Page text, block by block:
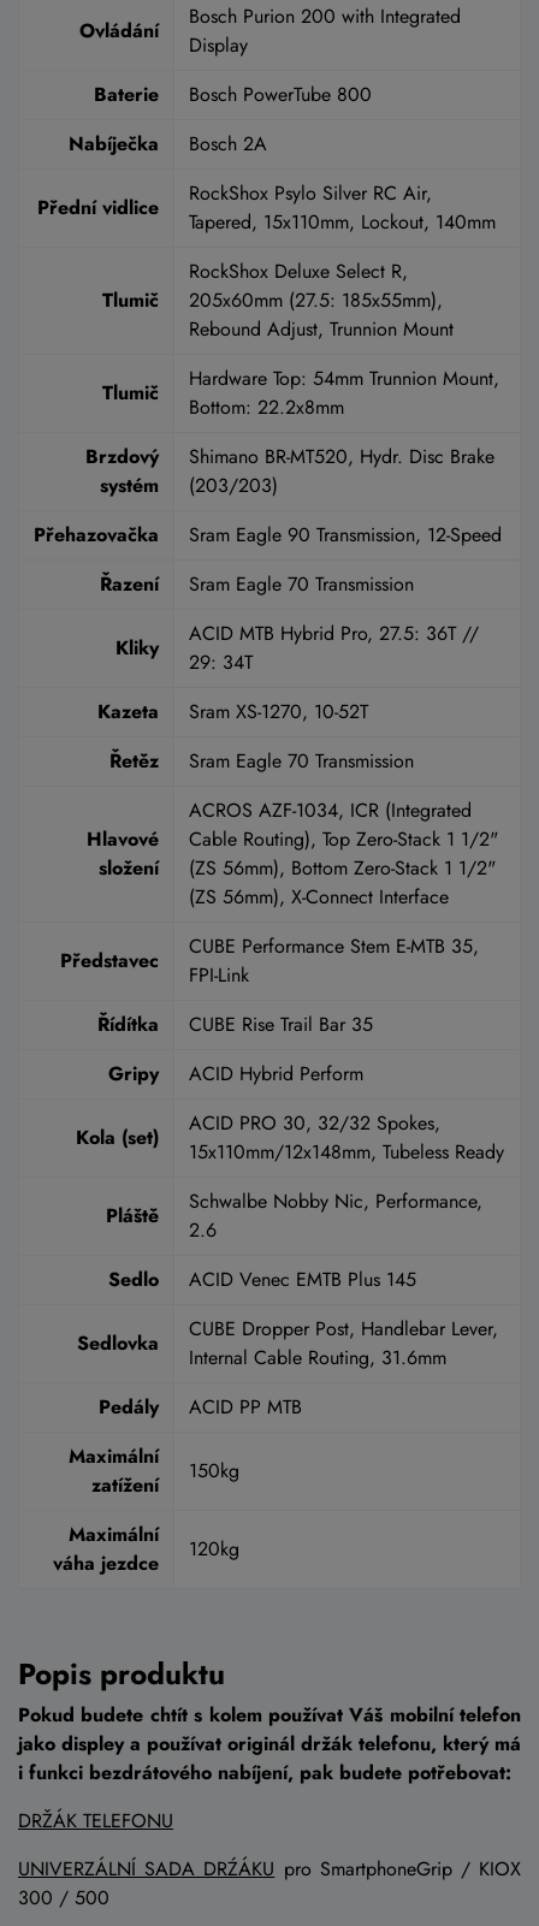
Ovládání
Bosch Purion 200 with Integrated
Display
Baterie
Bosch PowerTube 800
Nabíječka
Bosch 2A
Přední vidlice
RockShox Psylo Silver RC Air,
Tapered, 15x110mm, Lockout, 140mm
Tlumič
RockShox Deluxe Select R,
205x60mm (27.5: 185x55mm),
Rebound Adjust, Trunnion Mount
Tlumič
Hardware Top: 54mm Trunnion Mount,
Bottom: 22.2x8mm
Brzdový
systém
Shimano BR-MT520, Hydr. Disc Brake
(203/203)
Přehazovačka
Sram Eagle 90 Transmission, 12-Speed
Řazení
Sram Eagle 70 Transmission
Kliky
ACID MTB Hybrid Pro, 27.5: 36T //
29: 34T
Kazeta
Sram XS-1270, 10-52T
Řetěz
Sram Eagle 70 Transmission
Hlavové
složení
ACROS AZF-1034, ICR (Integrated
Cable Routing), Top Zero-Stack 1 1/2"
(ZS 56mm), Bottom Zero-Stack 1 1/2"
(ZS 56mm), X-Connect Interface
Představec
CUBE Performance Stem E-MTB 35,
FPI-Link
Řídítka
CUBE Rise Trail Bar 35
Gripy
ACID Hybrid Perform
Kola (set)
ACID PRO 30, 32/32 Spokes,
15x110mm/12x148mm, Tubeless Ready
Pláště
Schwalbe Nobby Nic, Performance,
2.6
Sedlo
ACID Venec EMTB Plus 145
Sedlovka
CUBE Dropper Post, Handlebar Lever,
Internal Cable Routing, 31.6mm
Pedály
ACID PP MTB
Maximální
zatížení
150kg
Maximální
váha jezdce
120kg
Popis produktu
Pokud budete chtít s kolem používat Váš mobilní telefon
jako displey a používat originál držák telefonu, který má
i funkci bezdrátového nabíjení, pak budete potřebovat:
DRŽÁK TELEFONU
UNIVERZÁLNÍ SADA DRŹÁKU pro SmartphoneGrip / KIOX
300 / 500